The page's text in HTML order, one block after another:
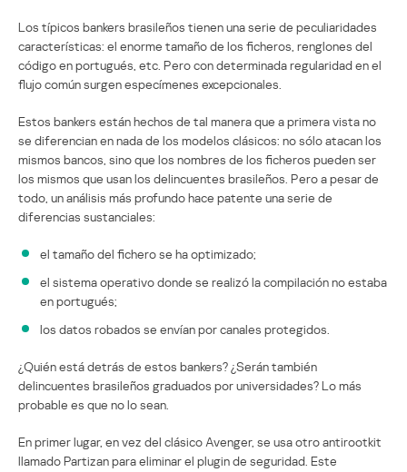
Los típicos bankers brasileños tienen una serie de peculiaridades
características: el enorme tamaño de los ficheros, renglones del
código en portugués, etc. Pero con determinada regularidad en el
flujo común surgen especímenes excepcionales.
Estos bankers están hechos de tal manera que a primera vista no
se diferencian en nada de los modelos clásicos: no sólo atacan los
mismos bancos, sino que los nombres de los ficheros pueden ser
los mismos que usan los delincuentes brasileños. Pero a pesar de
todo, un análisis más profundo hace patente una serie de
diferencias sustanciales:
el tamaño del fichero se ha optimizado;
el sistema operativo donde se realizó la compilación no estaba
en portugués;
los datos robados se envían por canales protegidos.
¿Quién está detrás de estos bankers? ¿Serán también
delincuentes brasileños graduados por universidades? Lo más
probable es que no lo sean.
En primer lugar, en vez del clásico Avenger, se usa otro antirootkit
llamado Partizan para eliminar el plugin de seguridad. Este